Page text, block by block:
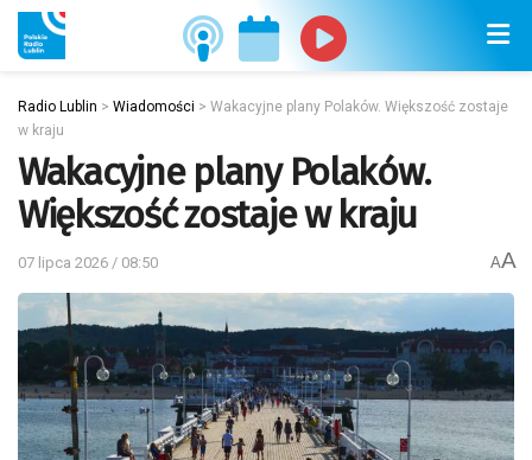
Radio Lublin > Wiadomości > Wakacyjne plany Polaków. Większość zostaje
w kraju
Wakacyjne plany Polaków.
Większość zostaje w kraju
07 lipca 2026 / 08:50 AA